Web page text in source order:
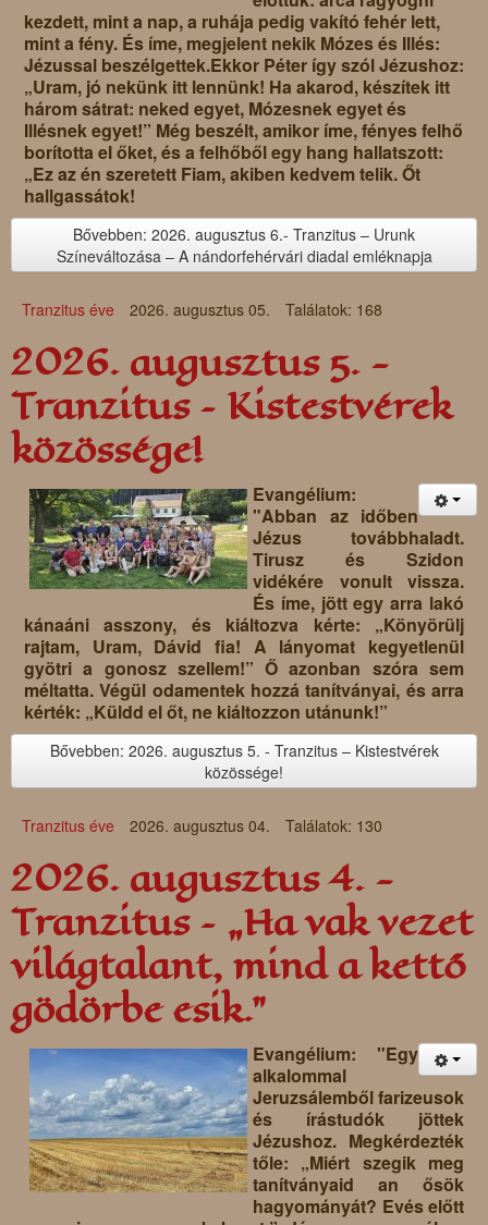
kezdett, mint a nap, a ruhája pedig vakító fehér lett,
mint a fény. És íme, megjelent nekik Mózes és Illés:
Jézussal beszélgettek.Ekkor Péter így szól Jézushoz:
„Uram, jó nekünk itt lennünk! Ha akarod, készítek itt
három sátrat: neked egyet, Mózesnek egyet és
Illésnek egyet!” Még beszélt, amikor íme, fényes felhő
borította el őket, és a felhőből egy hang hallatszott:
„Ez az én szeretett Fiam, akiben kedvem telik. Őt
hallgassátok!
Bővebben: 2026. augusztus 6.- Tranzitus – Urunk
Színeváltozása – A nándorfehérvári diadal emléknapja
Tranzitus éve 2026. augusztus 05. Találatok: 168
2026. augusztus 5. -
Tranzitus – Kistestvérek
közössége!
Evangélium:
"Abban az időben
Jézus továbbhaladt.
Tirusz és Szidon
vidékére vonult vissza.
És íme, jött egy arra lakó
kánaáni asszony, és kiáltozva kérte: „Könyörülj
rajtam, Uram, Dávid fia! A lányomat kegyetlenül
gyötri a gonosz szellem!” Ő azonban szóra sem
méltatta. Végül odamentek hozzá tanítványai, és arra
kérték: „Küldd el őt, ne kiáltozzon utánunk!”
Bővebben: 2026. augusztus 5. - Tranzitus – Kistestvérek
közössége!
Tranzitus éve 2026. augusztus 04. Találatok: 130
2026. augusztus 4. -
Tranzitus – „Ha vak vezet
világtalant, mind a kettő
gödörbe esik.”
Evangélium: "Egy
alkalommal
Jeruzsálemből farizeusok
és írástudók jöttek
Jézushoz. Megkérdezték
tőle: „Miért szegik meg
tanítványaid an ősök
hagyományát? Evés előtt